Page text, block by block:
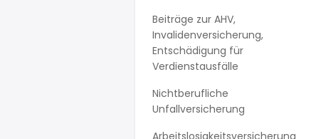
Beiträge zur AHV,
Invalidenversicherung,
Entschädigung für
Verdienstausfälle
Nichtberufliche
Unfallversicherung
Arbeitslosigkeitsversicherung